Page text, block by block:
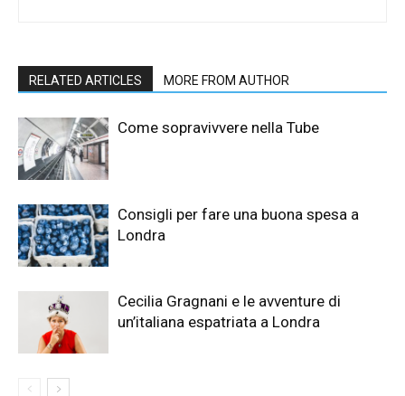
RELATED ARTICLES MORE FROM AUTHOR
Come sopravivvere nella Tube
Consigli per fare una buona spesa a
Londra
Cecilia Gragnani e le avventure di
un’italiana espatriata a Londra